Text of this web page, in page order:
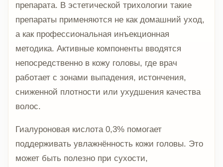
препарата. В эстетической трихологии такие
препараты применяются не как домашний уход,
а как профессиональная инъекционная
методика. Активные компоненты вводятся
непосредственно в кожу головы, где врач
работает с зонами выпадения, истончения,
сниженной плотности или ухудшения качества
волос.
Гиалуроновая кислота 0,3% помогает
поддерживать увлажнённость кожи головы. Это
может быть полезно при сухости,